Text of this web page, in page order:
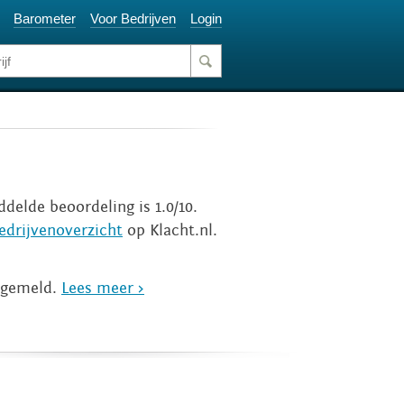
Barometer Voor Bedrijven Login
beoordeling is 1.0/10.
op Klacht.nl.
Lees meer >